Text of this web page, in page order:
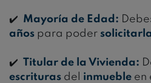
✔️ Mayoría de Edad:
años para poder
✔️ Titular de la Vivienda:
escrituras del inmueble en